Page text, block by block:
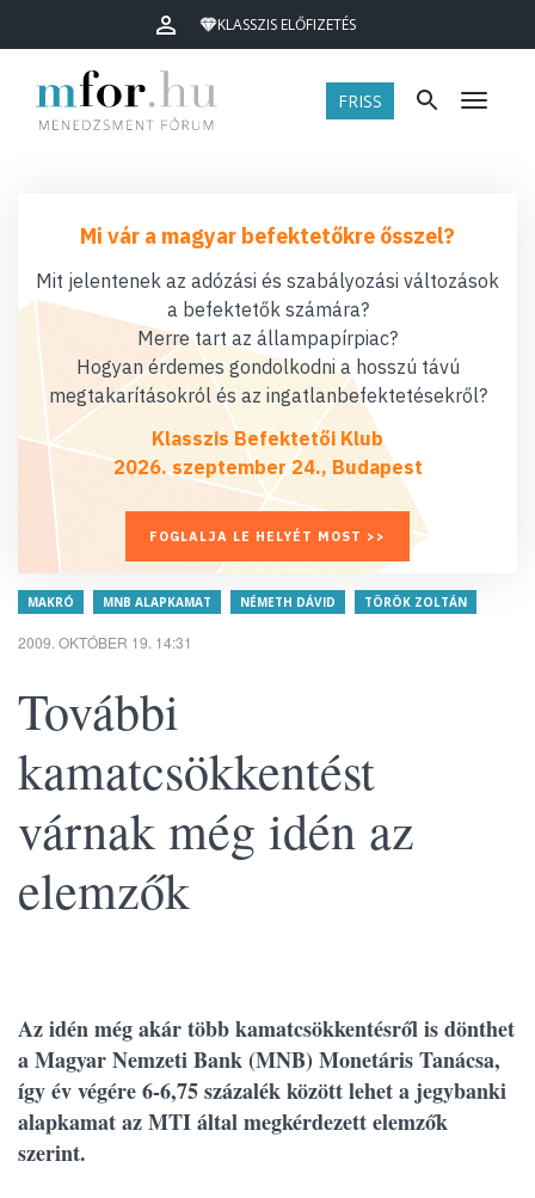
KLASSZIS ELŐFIZETÉS
FRISS Menü
Mi vár a magyar befektetőkre ősszel?
Mit jelentenek az adózási és szabályozási változások
a befektetők számára?
Merre tart az állampapírpiac?
Hogyan érdemes gondolkodni a hosszú távú
megtakarításokról és az ingatlanbefektetésekről?
Klasszis Befektetői Klub
2026. szeptember 24., Budapest
FOGLALJA LE HELYÉT MOST >>
MAKRÓ MNB ALAPKAMAT NÉMETH DÁVID TÖRÖK ZOLTÁN
2009. OKTÓBER 19. 14:31
További
kamatcsökkentést
várnak még idén az
elemzők
Az idén még akár több kamatcsökkentésről is dönthet
a Magyar Nemzeti Bank (MNB) Monetáris Tanácsa,
így év végére 6-6,75 százalék között lehet a jegybanki
alapkamat az MTI által megkérdezett elemzők
szerint.